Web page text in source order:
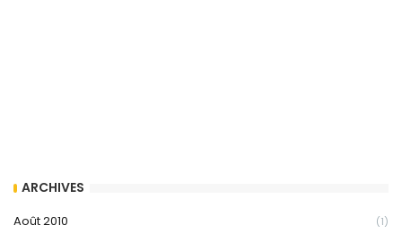
ARCHIVES
Août 2010 (1)